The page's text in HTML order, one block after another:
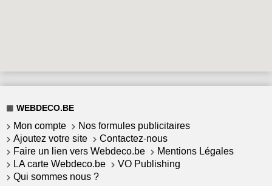
WEBDECO.BE
Mon compte
Nos formules publicitaires
Ajoutez votre site
Contactez-nous
Faire un lien vers Webdeco.be
Mentions Légales
LA carte Webdeco.be
VO Publishing
Qui sommes nous ?